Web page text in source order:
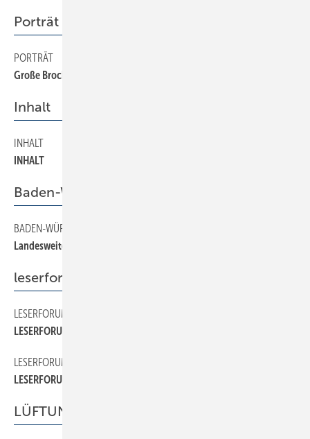
Porträt
PORTRÄT
Große Brocken sind willkommen
Inhalt
INHALT
INHALT
Baden-Württemberg
BADEN-WÜRTTEMBERG
Landesweite Wärmepumpeninitiative
leserforum
LESERFORUM
LESERFORUM
LESERFORUM
LESERFORUM
LÜFTUNG